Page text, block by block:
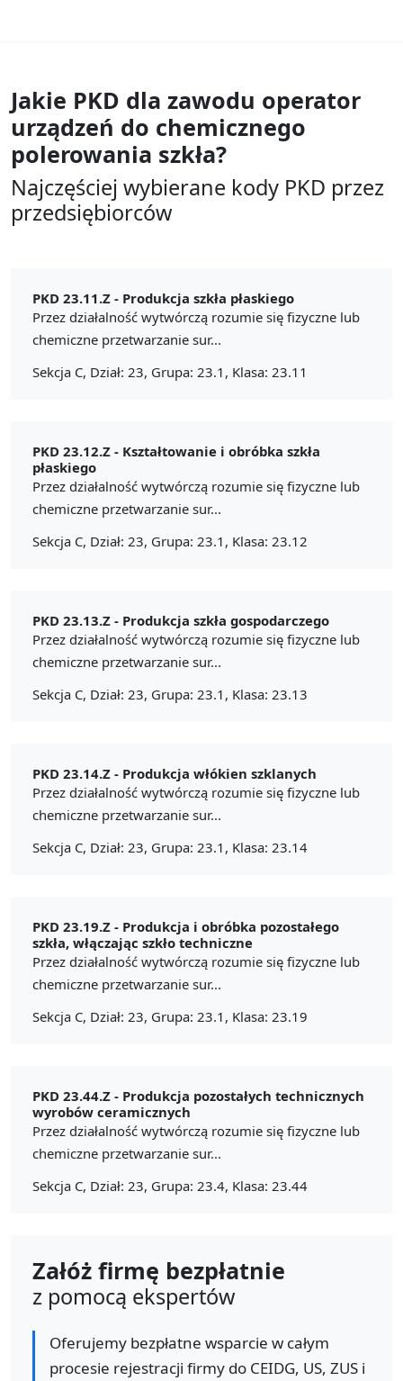
Jakie PKD dla zawodu operator
urządzeń do chemicznego
polerowania szkła?
Najczęściej wybierane kody PKD przez
przedsiębiorców
PKD 23.11.Z - Produkcja szkła płaskiego
Przez działalność wytwórczą rozumie się fizyczne lub
chemiczne przetwarzanie sur...
Sekcja C, Dział: 23, Grupa: 23.1, Klasa: 23.11
PKD 23.12.Z - Kształtowanie i obróbka szkła
płaskiego
Przez działalność wytwórczą rozumie się fizyczne lub
chemiczne przetwarzanie sur...
Sekcja C, Dział: 23, Grupa: 23.1, Klasa: 23.12
PKD 23.13.Z - Produkcja szkła gospodarczego
Przez działalność wytwórczą rozumie się fizyczne lub
chemiczne przetwarzanie sur...
Sekcja C, Dział: 23, Grupa: 23.1, Klasa: 23.13
PKD 23.14.Z - Produkcja włókien szklanych
Przez działalność wytwórczą rozumie się fizyczne lub
chemiczne przetwarzanie sur...
Sekcja C, Dział: 23, Grupa: 23.1, Klasa: 23.14
PKD 23.19.Z - Produkcja i obróbka pozostałego
szkła, włączając szkło techniczne
Przez działalność wytwórczą rozumie się fizyczne lub
chemiczne przetwarzanie sur...
Sekcja C, Dział: 23, Grupa: 23.1, Klasa: 23.19
PKD 23.44.Z - Produkcja pozostałych technicznych
wyrobów ceramicznych
Przez działalność wytwórczą rozumie się fizyczne lub
chemiczne przetwarzanie sur...
Sekcja C, Dział: 23, Grupa: 23.4, Klasa: 23.44
Załóż firmę bezpłatnie
z pomocą ekspertów
Oferujemy bezpłatne wsparcie w całym
procesie rejestracji firmy do CEIDG, US, ZUS i